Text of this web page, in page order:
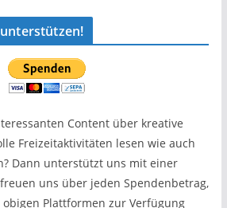
Content über kreative
Freizeitaktivitäten lesen wie auch
Dann unterstützt uns mit einer
uns über jeden Spendenbetrag,
Plattformen zur Verfügung